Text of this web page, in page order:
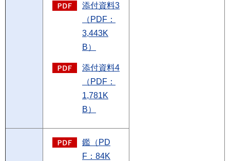
添付資料3
（PDF：
3,443K
B）
添付資料4
（PDF：
1,781K
B）
鑑（PD
F：84K